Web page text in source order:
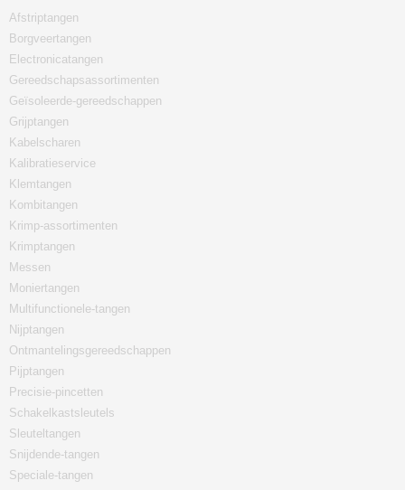
Afstriptangen
Borgveertangen
Electronicatangen
Gereedschapsassortimenten
Geïsoleerde-gereedschappen
Grijptangen
Kabelscharen
Kalibratieservice
Klemtangen
Kombitangen
Krimp-assortimenten
Krimptangen
Messen
Moniertangen
Multifunctionele-tangen
Nijptangen
Ontmantelingsgereedschappen
Pijptangen
Precisie-pincetten
Schakelkastsleutels
Sleuteltangen
Snijdende-tangen
Speciale-tangen